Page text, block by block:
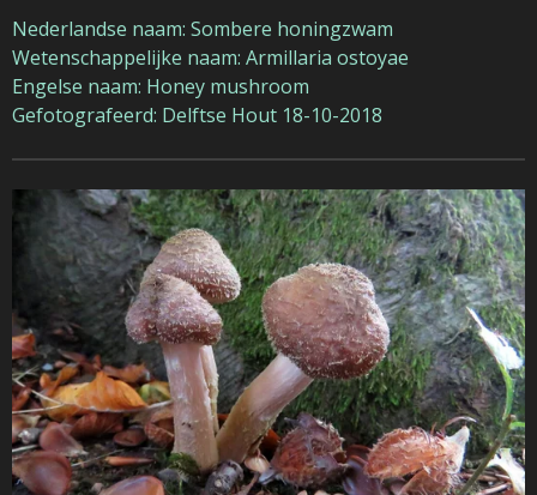
Nederlandse naam: Sombere honingzwam
Wetenschappelijke naam: Armillaria ostoyae
Engelse naam: Honey mushroom
Gefotografeerd: Delftse Hout 18-10-2018